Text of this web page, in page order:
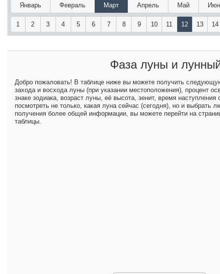
Январь Февраль Март Апрель Май
1 2 3 4 5 6 7 8 9 10 11 12 13 14
Фаза луны и
Добро пожаловать! В таблице ниже вы можете получить
захода и восхода луны (при указании местоположения), процент
знаке зодиака, возраст луны, её высота, зенит, время
посмотреть не только, какая луна сейчас (сегодня), но и
получения более общей информации, вы можете перейти на
таблицы.